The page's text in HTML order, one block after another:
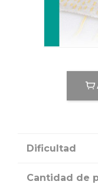
Dificultad
Cantidad de